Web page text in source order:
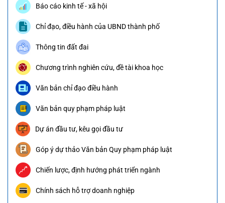
Báo cáo kinh tế - xã hội
Chỉ đạo, điều hành của UBND thành phố
Thông tin đất đai
Chương trình nghiên cứu, đề tài khoa học
Văn bản chỉ đạo điều hành
Văn bản quy phạm pháp luật
Dự án đầu tư, kêu gọi đầu tư
Góp ý dự thảo Văn bản Quy phạm pháp luật
Chiến lược, định hướng phát triển ngành
Chính sách hỗ trợ doanh nghiệp